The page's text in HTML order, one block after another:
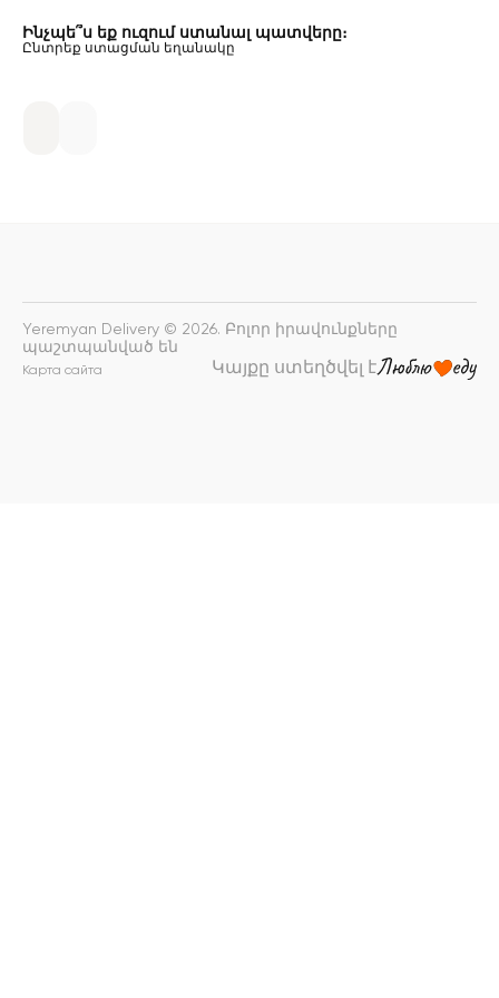
Ինչպե՞ս եք ուզում ստանալ պատվերը։
Ընտրեք ստացման եղանակը
Yeremyan Delivery © 2026. Բոլոր իրավունքները
պաշտպանված են
Карта сайта Կայքը ստեղծվել է